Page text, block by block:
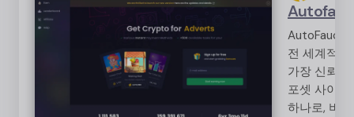
전 세계적으
가장 신뢰받
포셋 사이트
하나로, 비